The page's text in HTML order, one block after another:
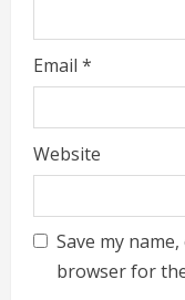
Email *
Website
Save my
browser for